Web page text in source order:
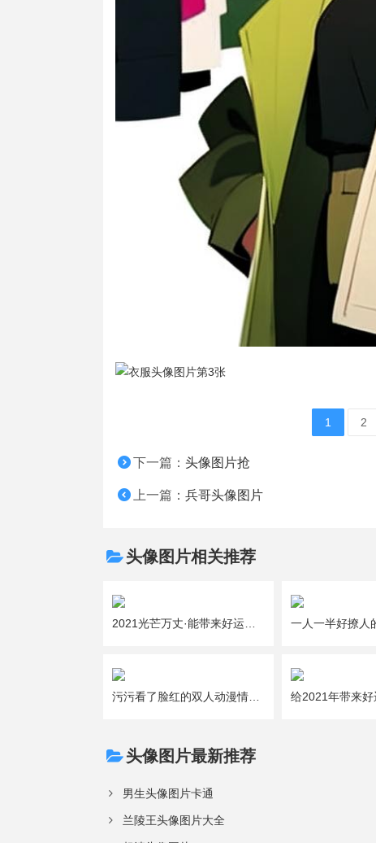
1 2
下一篇：头像图片抢
上一篇：兵哥头像图片
头像图片相关推荐
2021光芒万丈·能带来好运的吉利女生微信头像图片大全
污污看了脸红的双人动漫情侣头像图片大全
头像图片最新推荐
男生头像图片卡通
兰陵王头像图片大全